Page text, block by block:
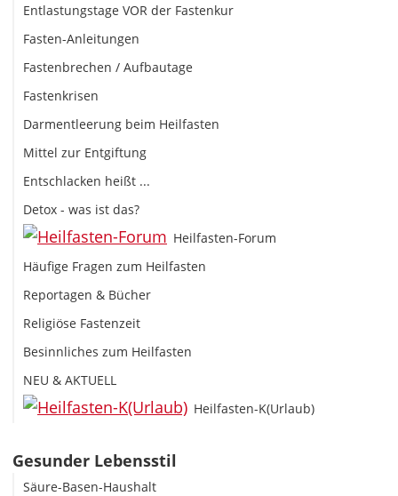
Entlastungstage VOR der Fastenkur
Fasten-Anleitungen
Fastenbrechen / Aufbautage
Fastenkrisen
Darmentleerung beim Heilfasten
Mittel zur Entgiftung
Entschlacken heißt ...
Detox - was ist das?
Heilfasten-Forum
Häufige Fragen zum Heilfasten
Reportagen & Bücher
Religiöse Fastenzeit
Besinnliches zum Heilfasten
NEU & AKTUELL
Heilfasten-K(Urlaub)
Gesunder Lebensstil
Säure-Basen-Haushalt